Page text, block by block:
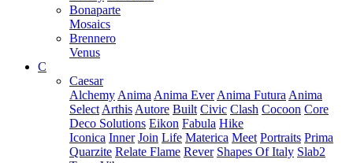
Bonaparte
Mosaics
Brennero
Venus
C
Caesar
Alchemy Anima Anima Ever Anima Futura Anima
Select Arthis Autore Built Civic Clash Cocoon Core
Deco Solutions Eikon Fabula Hike
Iconica Inner Join Life Materica Meet Portraits Prima
Quarzite Relate Flame Rever Shapes Of Italy Slab2